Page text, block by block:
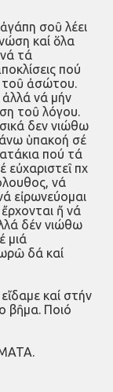
σοῦ λέει
καί ὅλα
τά
πού
τοῦ ἀσώτου.
νά μήν
τοῦ λόγου.
δεν νιώθω
ὑπακοή σέ
πού τά
πχ
νά
εἰρωνεύομαι
ἤ νά
δέν νιώθω
μιά
δά καί
καί στήν
βῆμα. Ποιό